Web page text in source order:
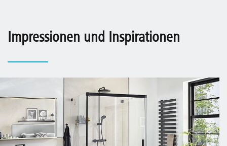
Impressionen und Inspirationen